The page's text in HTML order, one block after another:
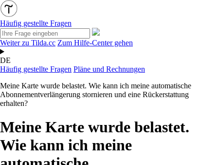
Häufig gestellte Fragen
Weiter zu Tilda.cc Zum Hilfe-Center gehen
DE
Häufig gestellte Fragen Pläne und Rechnungen
Meine Karte wurde belastet. Wie kann ich meine automatische
Abonnementverlängerung stornieren und eine Rückerstattung
erhalten?
Meine Karte wurde belastet.
Wie kann ich meine